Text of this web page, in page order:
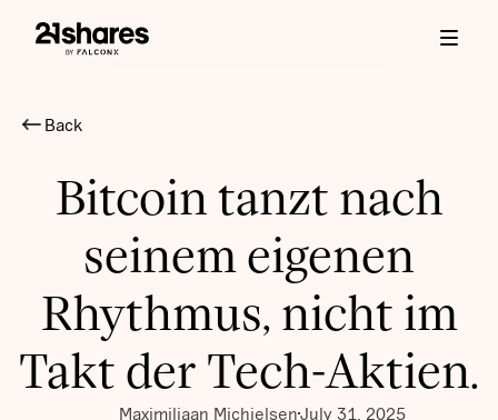
Back
Bitcoin tanzt nach
seinem eigenen
Rhythmus, nicht im
Takt der Tech-Aktien.
Maximiliaan MichielsenJuly 31, 2025